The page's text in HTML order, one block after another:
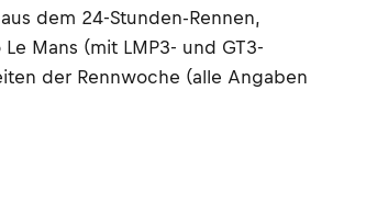
dem 24-Stunden-Rennen,
Mans (mit LMP3- und GT3-
der Rennwoche (alle Angaben